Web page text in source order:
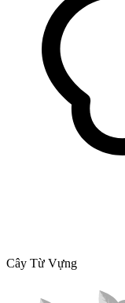
Cây Từ Vựng